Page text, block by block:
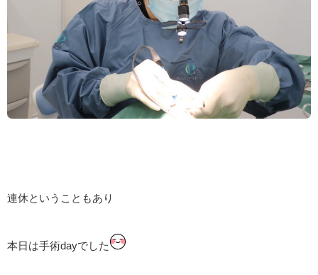
連休ということもあり
本日は手術dayでした